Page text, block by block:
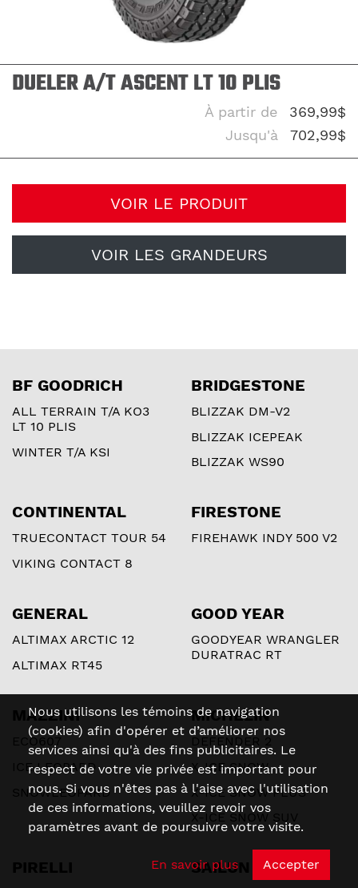
DUELER A/T ASCENT LT 10 PLIS
À partir de
369,99$
Jusqu'à
702,99$
VOIR LE PRODUIT
VOIR LES GRANDEURS
BF GOODRICH
ALL TERRAIN T/A KO3
LT 10 PLIS
WINTER T/A KSI
BRIDGESTONE
BLIZZAK DM-V2
BLIZZAK ICEPEAK
BLIZZAK WS90
CONTINENTAL
TRUECONTACT TOUR 54
VIKING CONTACT 8
FIRESTONE
FIREHAWK INDY 500 V2
GENERAL
ALTIMAX ARCTIC 12
ALTIMAX RT45
GOOD YEAR
GOODYEAR WRANGLER
DURATRAC RT
MAZZINI
ECO607
ICE LEOPARD
SNOWLEOPARD
MICHELIN
X-ICE SNOW
X-ICE SNOW PLUS
SAILUN
Nous utilisons les témoins de navigation
(cookies) afin d'opérer et d’améliorer nos
services ainsi qu'à des fins publicitaires. Le
respect de votre vie privée est important pour
nous. Si vous n'êtes pas à l'aise avec l'utilisation
de ces informations, veuillez revoir vos
paramètres avant de poursuivre votre visite.
En savoir plus Accepter